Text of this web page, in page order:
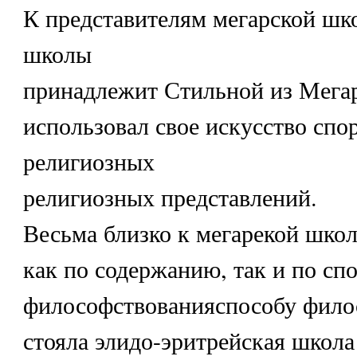
К представителям мегарской
школы
принадлежит Стильной из
использовал свое искусство
религиозных
религиозных представлений.
Весьма близко к мегарекой
как по содержанию, так и по
философствованияспособу
стояла элидо-эритрейская школа